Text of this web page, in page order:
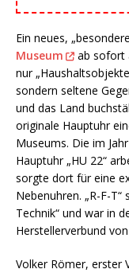
Ein neues,
Museum
ab sofort
nur
sondern seltene
und das Land
originale Hauptuhr
Museums. Die im
Hauptuhr „HU 22“
sorgte dort für eine
Nebenuhren. „R-F-
Technik“ und war in
Herstellerverbund
Volker Römer, erster